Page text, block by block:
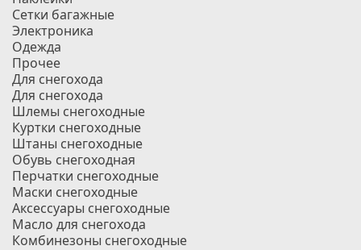
Сетки багажные
Электроника
Одежда
Прочее
Для снегохода
Для снегохода
Шлемы снегоходные
Куртки снегоходные
Штаны снегоходные
Обувь снегоходная
Перчатки снегоходные
Маски снегоходные
Аксессуары снегоходные
Масло для снегохода
Комбинезоны снегоходные